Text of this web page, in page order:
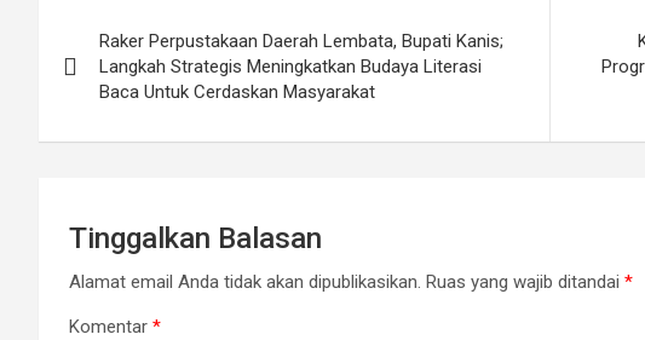
pos
Raker Perpustakaan Daerah Lembata, Bupati Kanis;
Langkah Strategis Meningkatkan Budaya Literasi
Baca Untuk Cerdaskan Masyarakat
Tinggalkan Balasan
Alamat email Anda tidak akan dipublikasikan. Ruas yang wajib ditandai *
Komentar *